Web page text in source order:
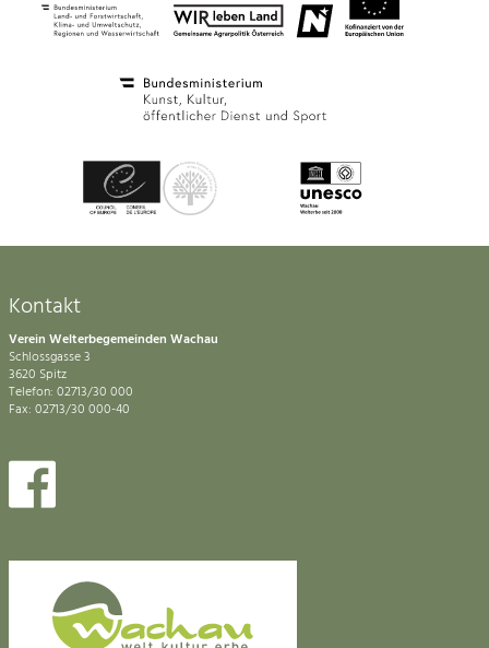
Kontakt
Verein Welterbegemeinden Wachau
Schlossgasse 3
3620 Spitz
Telefon: 02713/30 000
Fax: 02713/30 000-40